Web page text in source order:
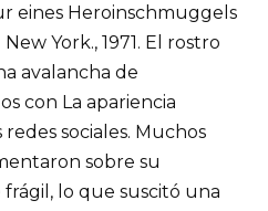
eines Heroinschmuggels
York., 1971. El rostro
avalancha de
con La apariencia
sociales. Muchos
sobre su
lo que suscitó una